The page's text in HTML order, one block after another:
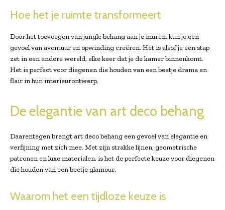
Hoe het je ruimte transformeert
Door het toevoegen van jungle behang aan je muren, kun je een
gevoel van avontuur en opwinding creëren. Het is alsof je een stap
zet in een andere wereld, elke keer dat je de kamer binnenkomt.
Het is perfect voor diegenen die houden van een beetje drama en
flair in hun interieurontwerp.
De elegantie van art deco behang
Daarentegen brengt art deco behang een gevoel van elegantie en
verfijning met zich mee. Met zijn strakke lijnen, geometrische
patronen en luxe materialen, is het de perfecte keuze voor diegenen
die houden van een beetje glamour.
Waarom het een tijdloze keuze is